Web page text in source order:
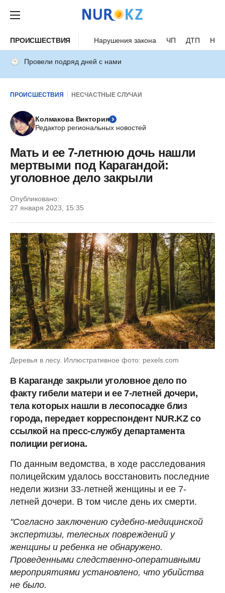
ПРОИСШЕСТВИЯ Нарушения закона ЧП ДТП
Провели подряд дней с нами
ПРОИСШЕСТВИЯ НЕСЧАСТНЫЕ СЛУЧАИ
Колмакова Виктория
Редактор региональных новостей
Мать и ее 7-летнюю дочь нашли
мертвыми под Карагандой:
уголовное дело закрыли
Опубликовано:
27 января 2023, 15:35
Деревья в лесу. Иллюстративное фото: pexels.com
В Караганде закрыли уголовное дело по
факту гибели матери и ее 7-летней дочери,
тела которых нашли в лесопосадке близ
города, передает корреспондент NUR.KZ со
ссылкой на пресс-службу департамента
полиции региона.
По данным ведомства, в ходе расследования
полицейским удалось восстановить последние
недели жизни 33-летней женщины и ее 7-
летней дочери. В том числе день их смерти.
"Согласно заключению судебно-медицинской
экспертизы, телесных повреждений у
женщины и ребенка не обнаружено.
Проведенными следственно-оперативными
мероприятиями установлено, что убийства
не было.